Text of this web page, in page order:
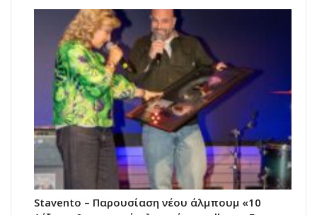
Stavento – Παρουσίαση νέου άλμπουμ «10